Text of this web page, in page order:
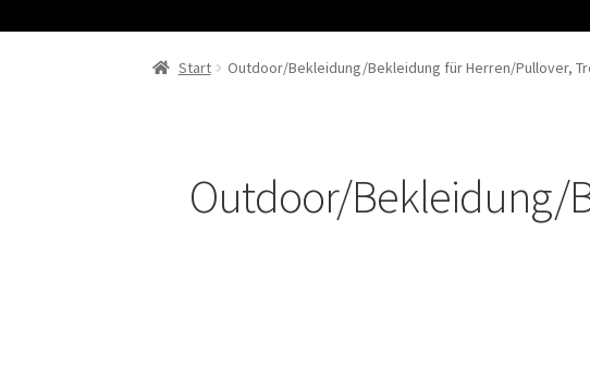
Start Outdoor/Bekleidung/Bekleidung für Herren/Pullover,
Outdoor/Bekleidung/